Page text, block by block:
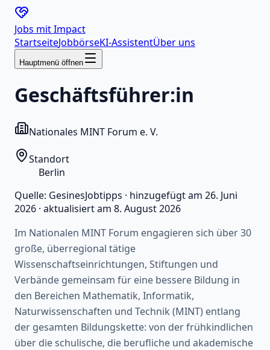
Jobs mitImpact
StartseiteJobbörseKI-AssistentÜber uns
Hauptmenü öffnen
Geschäftsführer:in
Nationales MINT Forum e. V.
Standort
Berlin
Quelle: GesinesJobtipps · hinzugefügt am 26. Juni
2026 · aktualisiert am 8. August 2026
Im Nationalen MINT Forum engagieren sich über 30
große, überregional tätige
Wissenschaftseinrichtungen, Stiftungen und
Verbände gemeinsam für eine bessere Bildung in
den Bereichen Mathematik, Informatik,
Naturwissenschaften und Technik (MINT) entlang
der gesamten Bildungskette: von der frühkindlichen
über die schulische, die berufliche und akademische